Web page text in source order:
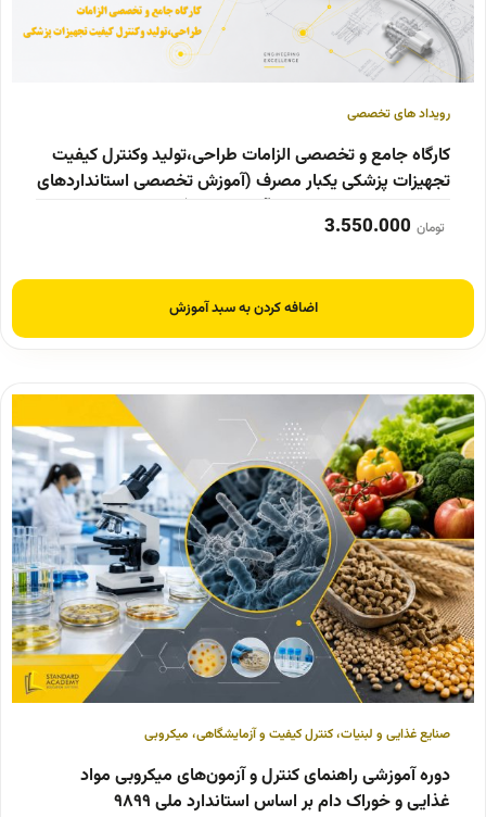
رویداد های تخصصی
کارگاه جامع و تخصصی الزامات طراحی،تولید وکنترل کیفیت
تجهیزات پزشکی یکبار مصرف (آموزش تخصصی استانداردهای
محصول‌محور: از طراحی تا آزمون نهایی)
تومان 3.550.000
اضافه کردن به سبد آموزش
صنایع غذایی و لبنیات،کنترل کیفیت و آزمایشگاهی، میکروبی
دوره آموزشی راهنمای کنترل و آزمون‌های میکروبی مواد
غذایی و خوراک دام بر اساس استاندارد ملی ۹۸۹۹